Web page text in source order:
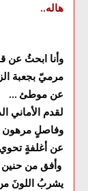
هاله..
وأنا ابحثُ عن
مرميّ بجعبة
عن موطئ ...
لقدم الأماني
وفاصلٍ مرهون
عن أغلفةٍ
وأفق من حنين
يشربُ اللونَ